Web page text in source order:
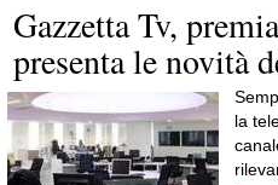
Gazzetta Tv,
presenta le novità
la